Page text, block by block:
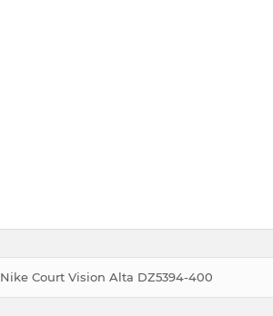
Nike Court Vision Alta DZ5394-400